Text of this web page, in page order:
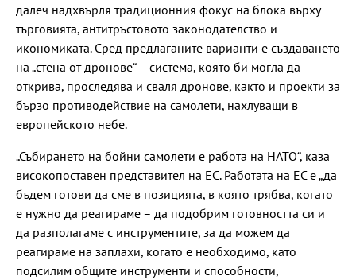
далеч надхвърля традиционния фокус на блока върху
търговията, антитръстовото законодателство и
икономиката. Сред предлаганите варианти е създаването
на „стена от дронове“ – система, която би могла да
открива, проследява и сваля дронове, както и проекти за
бързо противодействие на самолети, нахлуващи в
европейското небе.
„Събирането на бойни самолети е работа на НАТО“, каза
високопоставен представител на ЕС. Работата на ЕС е „да
бъдем готови да сме в позицията, в която трябва, когато
е нужно да реагираме – да подобрим готовността си и
да разполагаме с инструментите, за да можем да
реагираме на заплахи, когато е необходимо, като
подсилим общите инструменти и способности,